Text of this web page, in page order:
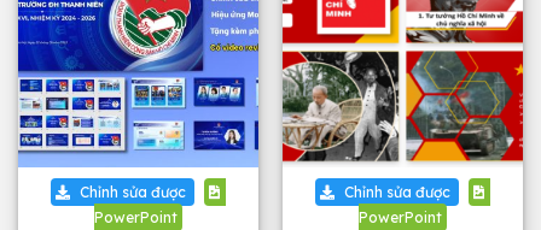
Chỉnh sửa được
PowerPoint
Chỉnh sửa được
PowerPoint